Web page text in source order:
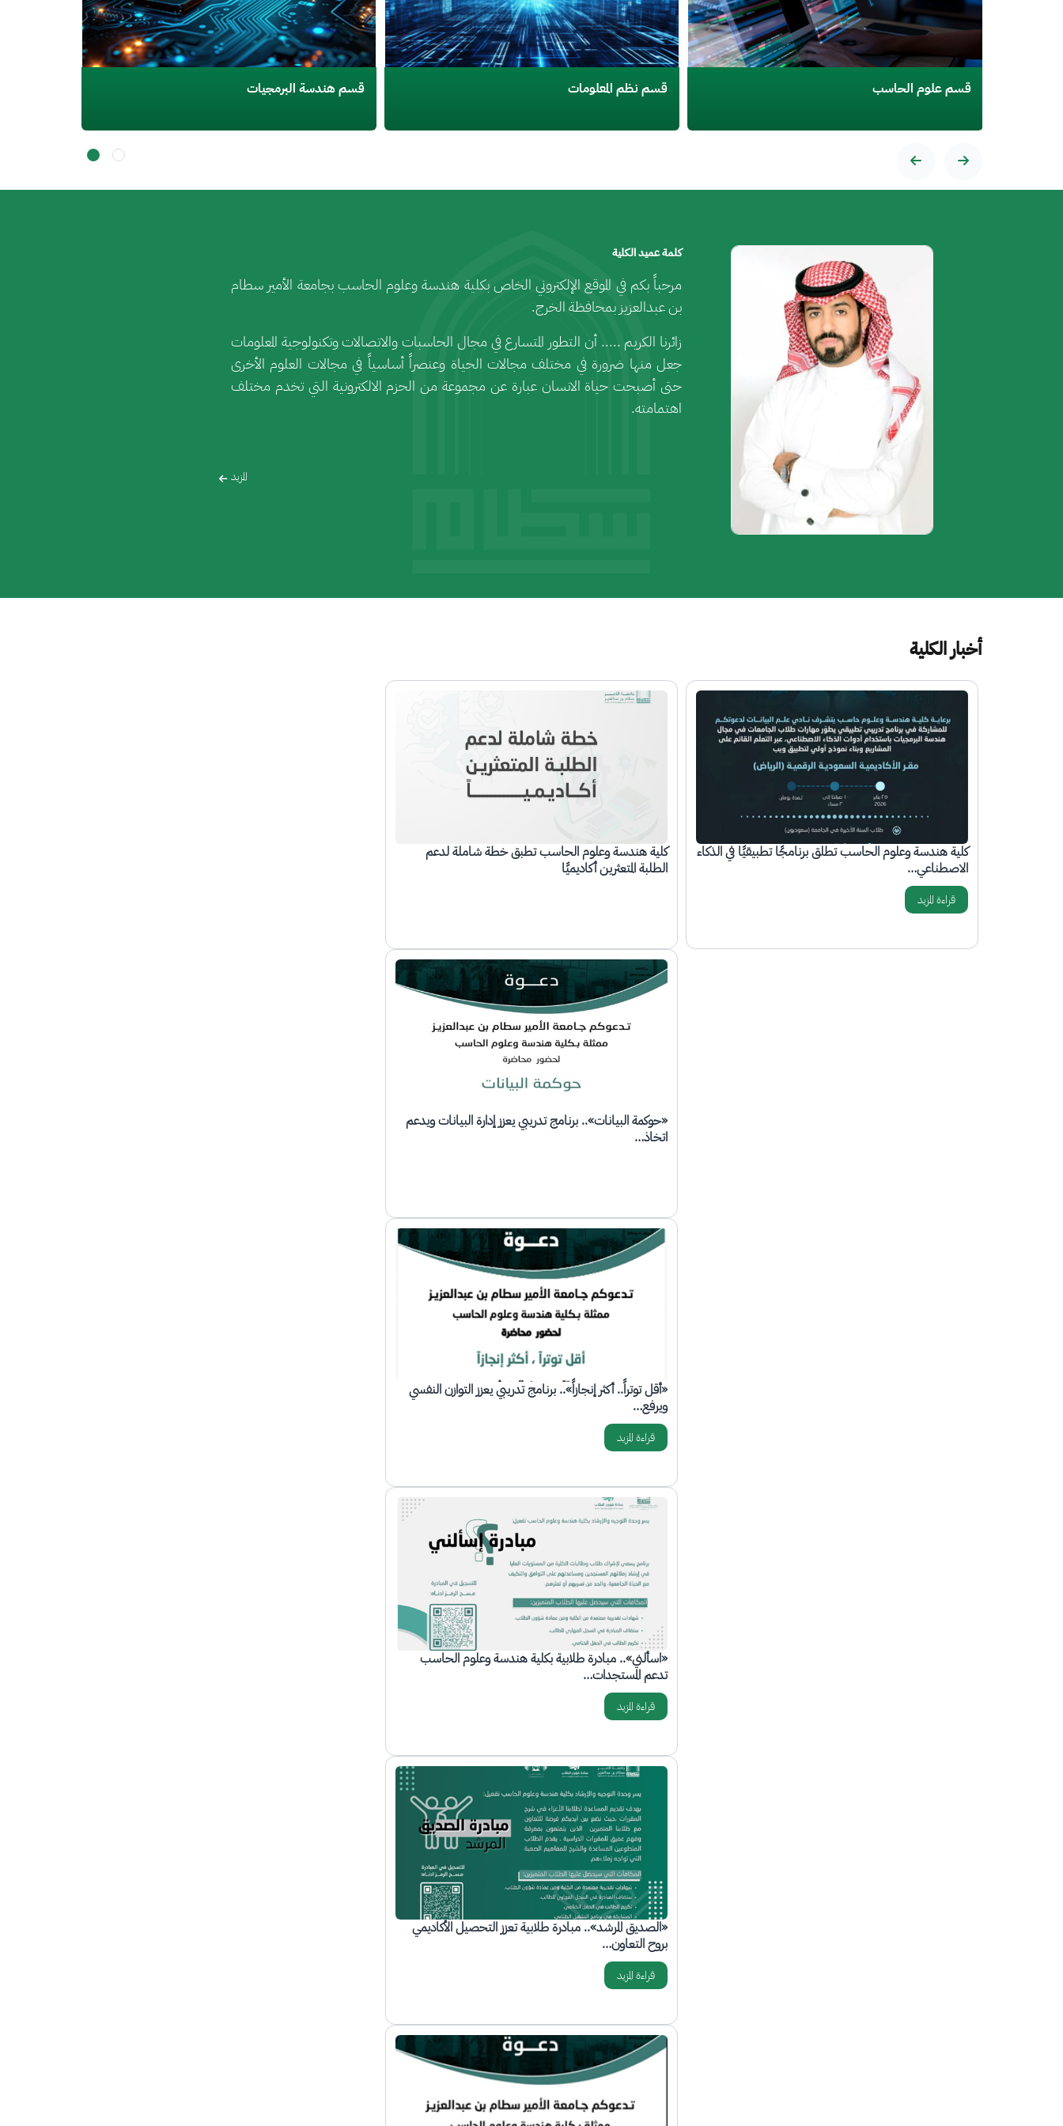
قسم علوم الحاسب قسم نظم المعلومات قسم هندسة البرمجيات
كلمة عميد الكلية
مرحباً بكم في الموقع الإلكتروني الخاص بكلية هندسة وعلوم الحاسب بجامعة الأمير سطام
بن عبدالعزيز بمحافظة الخرج.
زائرنا الكريم ..... أن التطور المتسارع في مجال الحاسبات والاتصالات وتكنولوجية المعلومات
جعل منها ضرورة في مختلف مجالات الحياة وعنصراً أساسياً في مجالات العلوم الأخرى
حتى أصبحت حياة الانسان عبارة عن مجموعة من الحزم الالكترونية التي تخدم مختلف
اهتمامته.
المزيد
الصورة
أخبار الكلية
الصورة
كلية هندسة وعلوم الحاسب تطلق برنامجًا تطبيقيًا في الذكاء
الاصطناعي…
قراءة المزيد
الصورة
كلية هندسة وعلوم الحاسب تطبق خطة شاملة لدعم
الطلبة المتعثرين أكاديميًا
الصورة
«حوكمة البيانات».. برنامج تدريبي يعزز إدارة البيانات ويدعم
اتخاذ…
الصورة
«أقل توتراً.. أكثر إنجازاً».. برنامج تدريبي يعزز التوازن النفسي
ويرفع…
قراءة المزيد
الصورة
«اسألني».. مبادرة طلابية بكلية هندسة وعلوم الحاسب
تدعم المستجدات…
قراءة المزيد
الصورة
«الصديق المرشد».. مبادرة طلابية تعزز التحصيل الأكاديمي
بروح التعاون…
قراءة المزيد
الصورة